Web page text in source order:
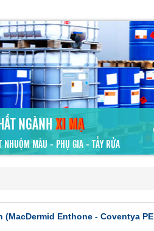
NGÀNHXI MẠ
NHUỘM MÀU - PHỤ GIA - TẨY RỬA
(MacDermid Enthone - Coventya